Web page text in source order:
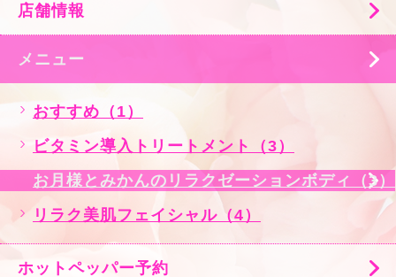
店舗情報
メニュー
おすすめ（1）
ビタミン導入トリートメント（3）
お月様とみかんのリラクゼーションボディ（3）
リラク美肌フェイシャル（4）
ホットペッパー予約